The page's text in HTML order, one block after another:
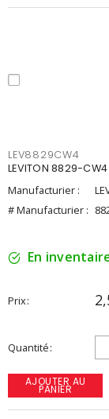
LEV8829CW4
LEVITON 8829-
Manufacturier :
# Manufacturier :
En
Prix
Quantité
AJOUTER AU
PANIER